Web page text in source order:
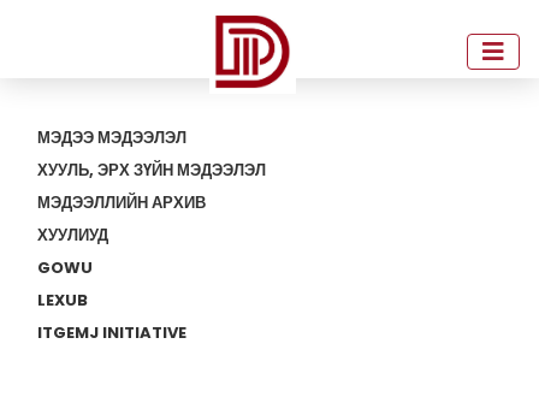
МЭДЭЭ МЭДЭЭЛЭЛ
ХУУЛЬ, ЭРХ ЗҮЙН МЭДЭЭЛЭЛ
МЭДЭЭЛЛИЙН АРХИВ
ХУУЛИУД
GOWU
LEXUB
ITGEMJ INITIATIVE